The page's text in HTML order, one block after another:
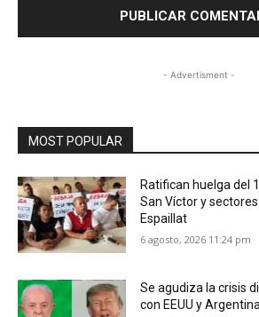
- Advertisment -
MOST POPULAR
Ratifican huelga del
San Víctor y
Espaillat
6 agosto, 2026 11:24 pm
Se agudiza la crisis
con EEUU y Argentina